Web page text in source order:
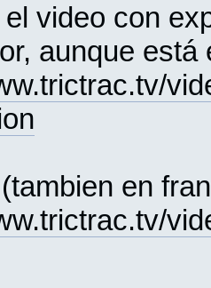
video con
aunque está
en